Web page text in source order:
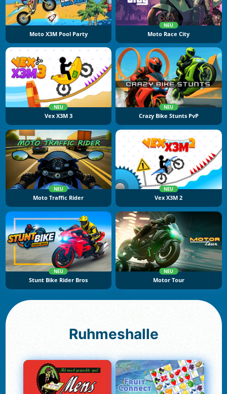
Moto X3M Pool Party
NEU
Moto Race City
NEU
Vex X3M 3
NEU
Crazy Bike Stunts PvP
NEU
Moto Traffic Rider
NEU
Vex X3M 2
NEU
Stunt Bike Rider Bros
NEU
Motor Tour
Ruhmeshalle